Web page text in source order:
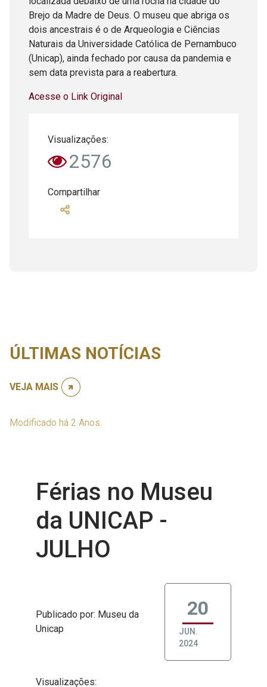
Brejo da Madre de Deus. O museu que abriga os
dois ancestrais é o de Arqueologia e Ciências
Naturais da Universidade Católica de Pernambuco
(Unicap), ainda fechado por causa da pandemia e
sem data prevista para a reabertura.
Acesse o Link Original
Visualizações:
2576
Compartilhar
ÚLTIMAS NOTÍCIAS
VEJA MAIS
Modificado há 2 Anos.
Férias no Museu
da UNICAP -
JULHO
Publicado por: Museu da
Unicap
20
JUN.
2024
Visualizações: